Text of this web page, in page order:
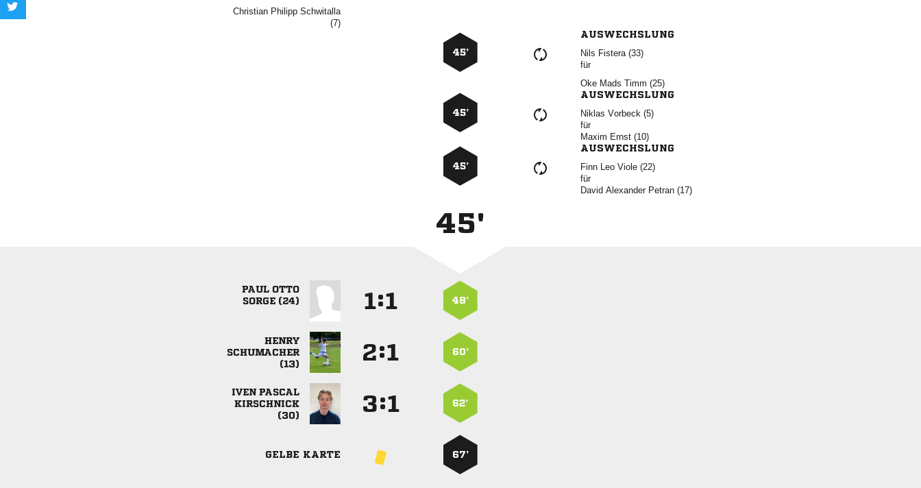
  

45’
AUSWECHSLUNG
  
für
   
45’
AUSWECHSLUNG
  
für
  
45’
AUSWECHSLUNG
   
für
   
45'
 
 
: 48’



: 60’
 


: 62’
GELBE KARTE 67’